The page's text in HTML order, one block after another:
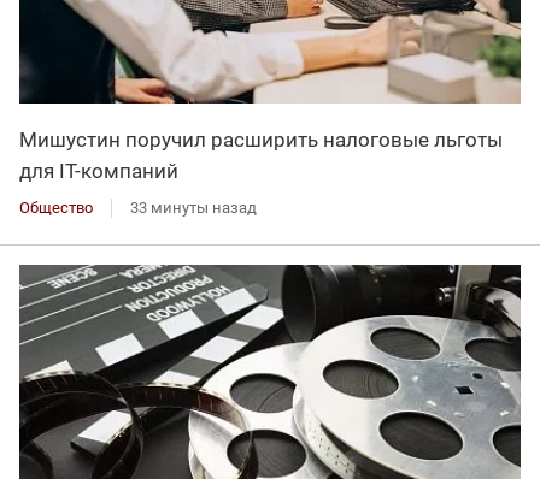
Мишустин поручил расширить налоговые льготы
для IT-компаний
Общество 33 минуты назад